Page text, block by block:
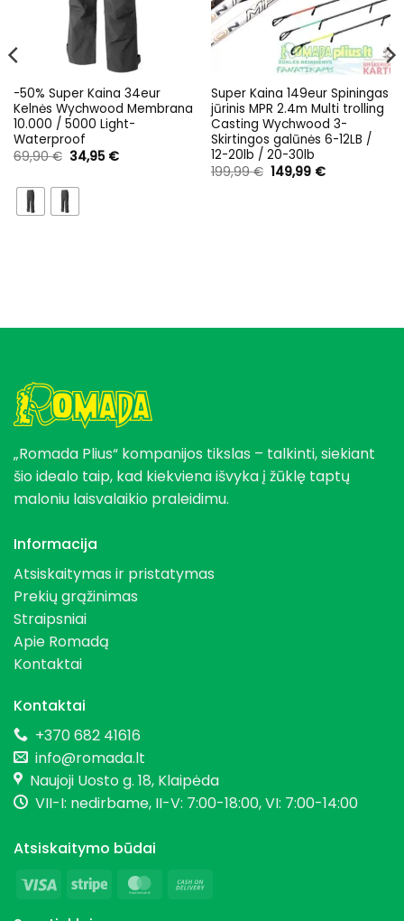
-50% Super Kaina 34eur
Kelnės Wychwood Membrana
10.000 / 5000 Light-
Waterproof
69,90€ Original
price
69,90 €.
34,95 €Current
Super Kaina 149eur Spiningas
jūrinis MPR 2.4m Multi trolling
Casting Wychwood 3-
Skirtingos galūnės 6-12LB /
12-20lb / 20-30lb
199,99€ Original
price
149,99 €Current
„Romada Plius“ kompanijos tikslas – talkinti, siekiant
šio idealo taip, kad kiekviena išvyka į žūklę taptų
maloniu laisvalaikio praleidimu.
Informacija
Atsiskaitymas ir pristatymas
Prekių grąžinimas
Straipsniai
Apie Romadą
Kontaktai
Kontaktai
+370 682 41616
info@romada.lt
Naujoji Uosto g. 18, Klaipėda
VII-I: nedirbame, II-V: 7:00-18:00, VI: 7:00-14:00
Atsiskaitymo būdai
Visa
Stripe MasterCard